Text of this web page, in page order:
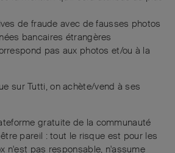
de fraude avec de fausses photos
bancaires étrangères
pas aux photos et/ou à la
sur Tutti, on achète/vend à ses
gratuite de la communauté
pareil : tout le risque est pour les
n'est pas responsable, n'assume